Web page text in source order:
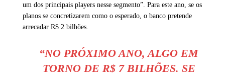
um dos principais players nesse segmento”. Para este ano, se os
planos se concretizarem como o esperado, o banco pretende
arrecadar R$ 2 bilhões.
“NO PRÓXIMO ANO, ALGO EM
TORNO DE R$ 7 BILHÕES. SE